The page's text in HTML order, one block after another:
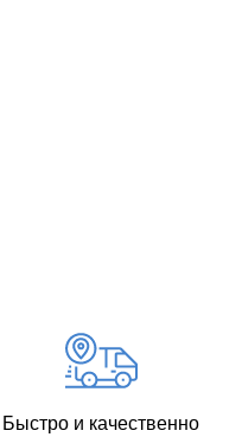
Быстро и качественно